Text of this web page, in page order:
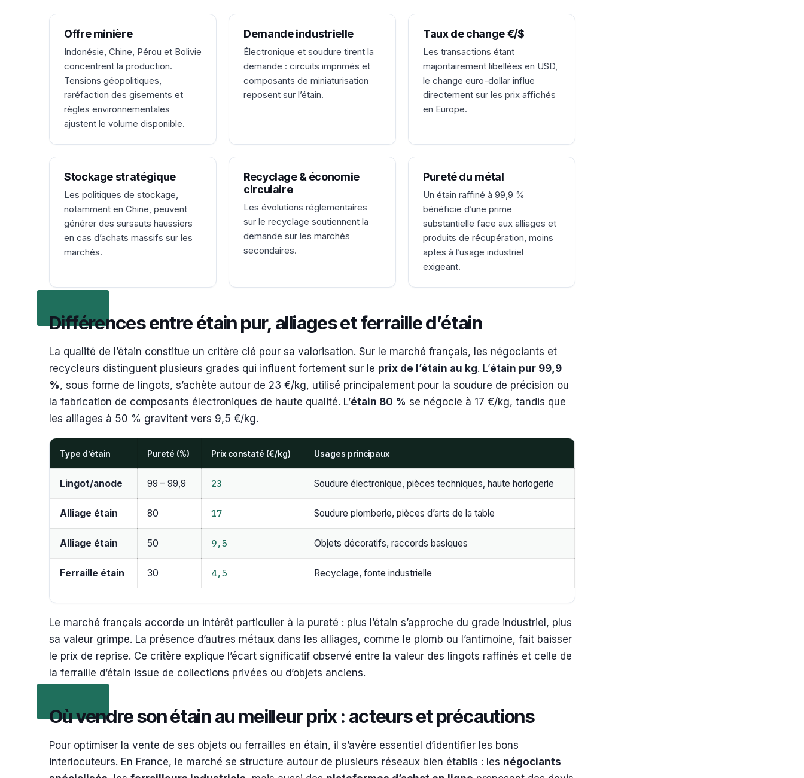
Offre minière
Indonésie, Chine, Pérou et Bolivie
concentrent la production.
Tensions géopolitiques,
raréfaction des gisements et
règles environnementales
ajustent le volume disponible.
Demande industrielle
Électronique et soudure tirent la
demande : circuits imprimés et
composants de miniaturisation
reposent sur l’étain.
Taux de change €/$
Les transactions étant
majoritairement libellées en USD,
le change euro-dollar influe
directement sur les prix affichés
en Europe.
Stockage stratégique
Les politiques de stockage,
notamment en Chine, peuvent
générer des sursauts haussiers
en cas d’achats massifs sur les
marchés.
Recyclage & économie
circulaire
Les évolutions réglementaires
sur le recyclage soutiennent la
demande sur les marchés
secondaires.
Pureté du métal
Un étain raffiné à 99,9 %
bénéficie d’une prime
substantielle face aux alliages et
produits de récupération, moins
aptes à l’usage industriel
exigeant.
Différences entre étain pur, alliages et ferraille d’étain
La qualité de l’étain constitue un critère clé pour sa valorisation. Sur le marché français, les négociants et
recycleurs distinguent plusieurs grades qui influent fortement sur le prix de l’étain au kg. L’étain pur 99,9
%, sous forme de lingots, s’achète autour de 23 €/kg, utilisé principalement pour la soudure de précision ou
la fabrication de composants électroniques de haute qualité. L’étain 80 % se négocie à 17 €/kg, tandis que
les alliages à 50 % gravitent vers 9,5 €/kg.
Type d’étain Pureté (%) Prix constaté (€/kg) Usages principaux
Lingot/anode 99 – 99,9 23 Soudure électronique, pièces techniques, haute horlogerie
Alliage étain 80 17 Soudure plomberie, pièces d’arts de la table
Alliage étain 50 9,5 Objets décoratifs, raccords basiques
Ferraille étain 30 4,5 Recyclage, fonte industrielle
Le marché français accorde un intérêt particulier à la pureté : plus l’étain s’approche du grade industriel, plus
sa valeur grimpe. La présence d’autres métaux dans les alliages, comme le plomb ou l’antimoine, fait baisser
le prix de reprise. Ce critère explique l’écart significatif observé entre la valeur des lingots raffinés et celle de
la ferraille d’étain issue de collections privées ou d’objets anciens.
Où vendre son étain au meilleur prix : acteurs et précautions
Pour optimiser la vente de ses objets ou ferrailles en étain, il s’avère essentiel d’identifier les bons
interlocuteurs. En France, le marché se structure autour de plusieurs réseaux bien établis : les négociants